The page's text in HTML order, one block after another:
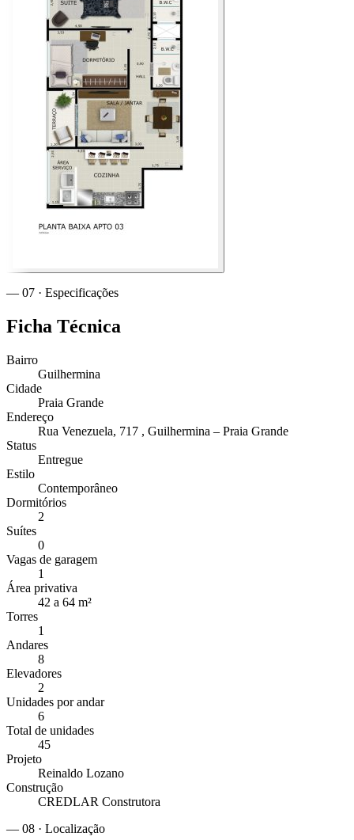
— 07 · Especificações
Ficha Técnica
Bairro
Guilhermina
Cidade
Praia Grande
Endereço
Rua Venezuela, 717 , Guilhermina – Praia Grande
Status
Entregue
Estilo
Contemporâneo
Dormitórios
2
Suítes
0
Vagas de garagem
1
Área privativa
42 a 64 m²
Torres
1
Andares
8
Elevadores
2
Unidades por andar
6
Total de unidades
45
Projeto
Reinaldo Lozano
Construção
CREDLAR Construtora
— 08 · Localização